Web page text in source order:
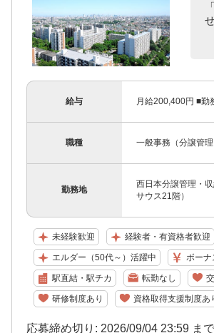
給与 月給200,400円 ■勤
職種 一般事務（分譲管理
勤務地
西日本分譲管理・
サウス21階）
未経験歓迎 経験者・有資格者歓迎
エルダー（50代～）活躍中 ボーナ
駅直結・駅チカ 転勤なし
研修制度あり 資格取得支援制度あ
応募締め切り: 2026/09/04 23:59 まで